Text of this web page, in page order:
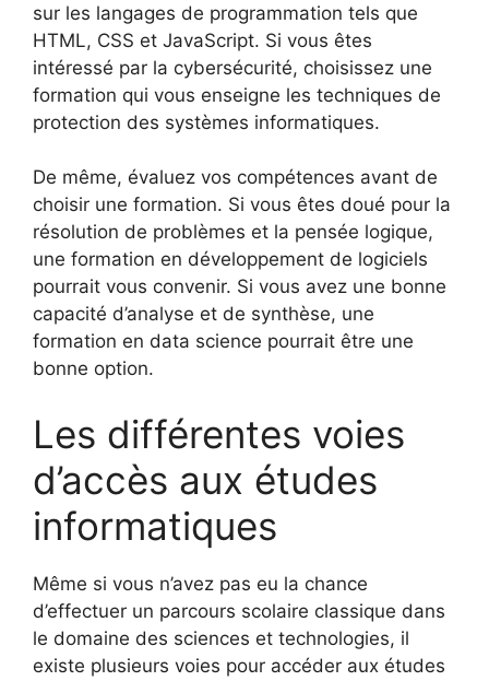
sur les langages de programmation tels que
HTML, CSS et JavaScript. Si vous êtes
intéressé par la cybersécurité, choisissez une
formation qui vous enseigne les techniques de
protection des systèmes informatiques.
De même, évaluez vos compétences avant de
choisir une formation. Si vous êtes doué pour la
résolution de problèmes et la pensée logique,
une formation en développement de logiciels
pourrait vous convenir. Si vous avez une bonne
capacité d’analyse et de synthèse, une
formation en data science pourrait être une
bonne option.
Les différentes voies
d’accès aux études
informatiques
Même si vous n’avez pas eu la chance
d’effectuer un parcours scolaire classique dans
le domaine des sciences et technologies, il
existe plusieurs voies pour accéder aux études